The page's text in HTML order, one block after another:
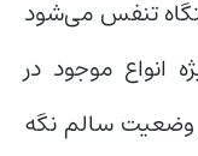
تنفس می‌شود
انواع موجود در
وضعیت سالم نگه